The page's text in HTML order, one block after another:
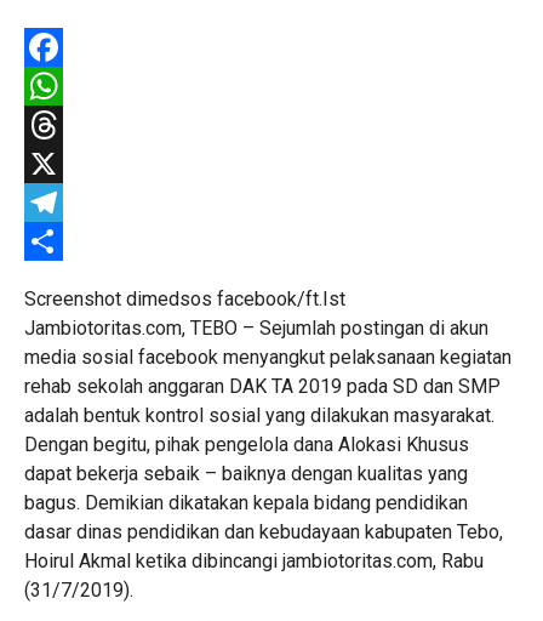
Facebook
WhatsApp
Threads
X
Telegram
Screenshot dimedsos facebook/ft.Ist
Jambiotoritas.com, TEBO – Sejumlah postingan di akun
media sosial facebook menyangkut pelaksanaan kegiatan
rehab sekolah anggaran DAK TA 2019 pada SD dan SMP
adalah bentuk kontrol sosial yang dilakukan masyarakat.
Dengan begitu, pihak pengelola dana Alokasi Khusus
dapat bekerja sebaik – baiknya dengan kualitas yang
bagus. Demikian dikatakan kepala bidang pendidikan
dasar dinas pendidikan dan kebudayaan kabupaten Tebo,
Hoirul Akmal ketika dibincangi jambiotoritas.com, Rabu
(31/7/2019).